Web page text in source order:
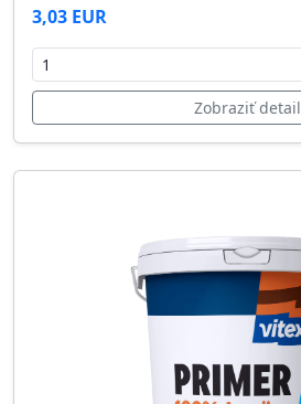
3,03 EUR
Zobraziť detail